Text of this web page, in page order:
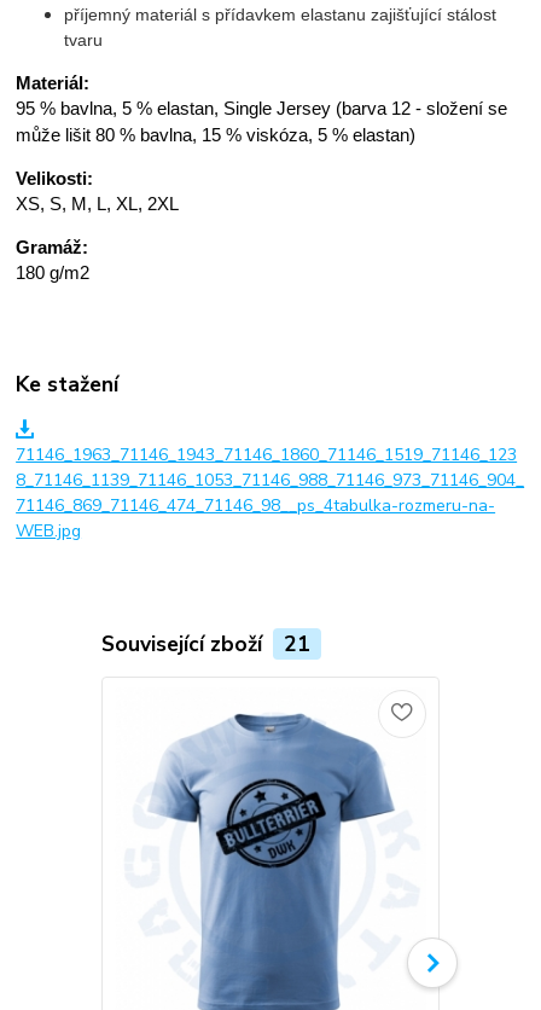
příjemný materiál s přídavkem elastanu zajišťující stálost
tvaru
Materiál:
95 % bavlna, 5 % elastan, Single Jersey (barva 12 - složení se
může lišit 80 % bavlna, 15 % viskóza, 5 % elastan)
Velikosti:
XS, S, M, L, XL, 2XL
Gramáž:
180 g/m2
Ke stažení
71146_1963_71146_1943_71146_1860_71146_1519_71146_123
8_71146_1139_71146_1053_71146_988_71146_973_71146_904_
71146_869_71146_474_71146_98__ps_4tabulka-rozmeru-na-
WEB.jpg
Související zboží 21